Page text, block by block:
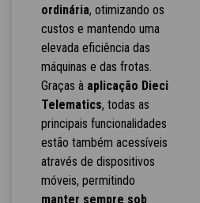
ordinária, otimizando os
custos e mantendo uma
elevada eficiência das
máquinas e das frotas.
Graças à aplicação Dieci
Telematics, todas as
principais funcionalidades
estão também acessíveis
através de dispositivos
móveis, permitindo
manter sempre sob